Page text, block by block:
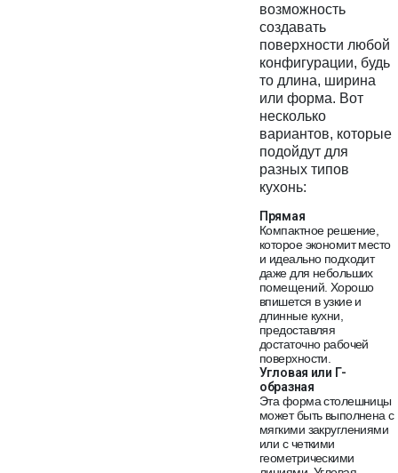
возможность
создавать
поверхности любой
конфигурации, будь
то длина, ширина
или форма. Вот
несколько
вариантов, которые
подойдут для
разных типов
кухонь:
Прямая
Компактное решение,
которое экономит место
и идеально подходит
даже для небольших
помещений. Хорошо
впишется в узкие и
длинные кухни,
предоставляя
достаточно рабочей
поверхности.
Угловая или Г-
образная
Эта форма столешницы
может быть выполнена с
мягкими закруглениями
или с четкими
геометрическими